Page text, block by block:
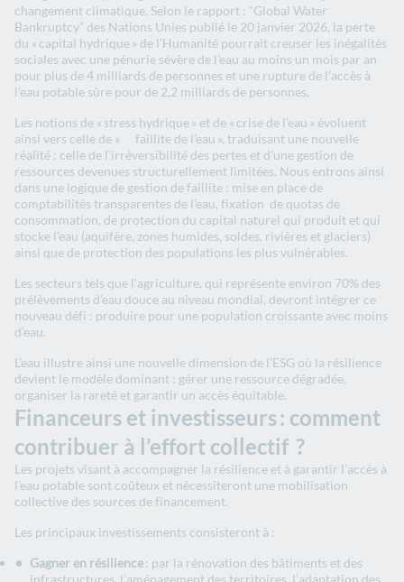
changement climatique.​​​ Selon le rapport​ : “​​Global Water
Bankruptcy”​ des Nations Unies publié le 20 janvier 2026, la perte
du « capital hydrique » de l’Humanité pourrait creuser les inégalités
sociales avec une pénurie sévère de l’eau au moins ​un mois par an​
pour plus de 4 milliards de personnes et une rupture de l’accès à
l’eau potable sûre pour de 2,2 milliards de personnes.​
​​Les notions de « stress hydrique » et de « crise de l’eau » évoluent
ainsi vers ​celle​​ de « ​ ​faillite de l’eau », ​​traduisant une nouvelle
réalité : celle de l’irréversibilité des pertes et d’une gestion de
ressources devenues structurellement limitées.​​​​ Nous entrons ainsi
dans une logique de gestion de faillite : mise en place de ​​
comptabilités transparentes​ de l’eau​, ​fixation​​ ​de quotas de
consommation, de prot​ection du capital naturel qui produit et qui
stocke l’eau (aquifère, zones humides, soldes, rivières et glaciers) ​
ainsi que de protection des populations les plus​ vulnérables​.
Les secteurs tels que l’agriculture​, qui ​représent​e ​environ ​70% des
prélèvements d’eau douce au niveau mondial​, devront intégrer ce
nouveau défi : produire pour une population croissante avec moins
d’eau.​
​​​L’eau illustre ainsi une nouvelle dimension de l’ESG où la résilience
devient le modèle dominant : gérer une ressource dégradée,
organiser la rareté et garantir un accès équitable.
Financeurs et investisseurs : comment
contribuer à l’effort collectif​ ?
​​​Les projets ​​visant à​​​ accompagner la résilience et​​ à garantir​​ l’accès à
l’eau potable sont coûteux et ​​nécessiteront un​​e mobilisation
collective ​​​​d​es sources de financement.
​​​Les principaux ​​investissements consisteront à :
​​​​Gagner en résilience​ : par la rénovation des bâtiments et des
infrastructures, l’aménagement des territoires, l’adaptation des